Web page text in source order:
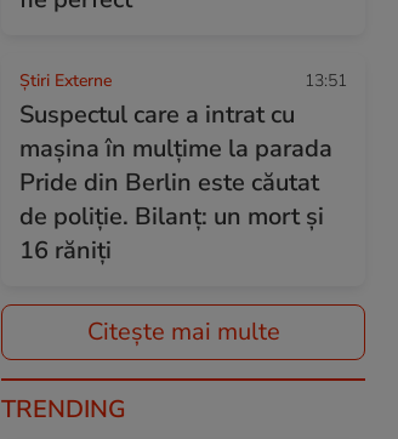
Știri Externe 13:51
Suspectul care a intrat cu
mașina în mulțime la parada
Pride din Berlin este căutat
de poliție. Bilanț: un mort și
16 răniți
Citește mai multe
TRENDING